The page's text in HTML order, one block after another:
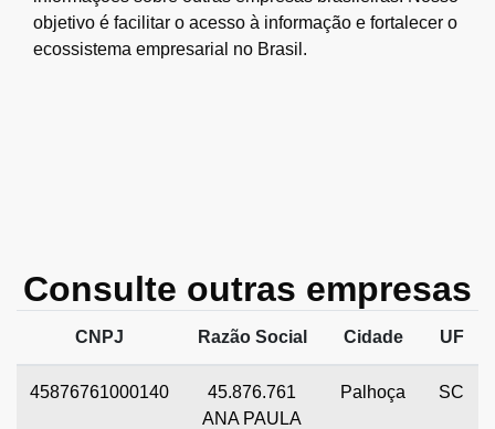
objetivo é facilitar o acesso à informação e fortalecer o
ecossistema empresarial no Brasil.
Consulte outras empresas
CNPJ Razão Social Cidade UF
45876761000140
45.876.761
ANA PAULA
Palhoça SC